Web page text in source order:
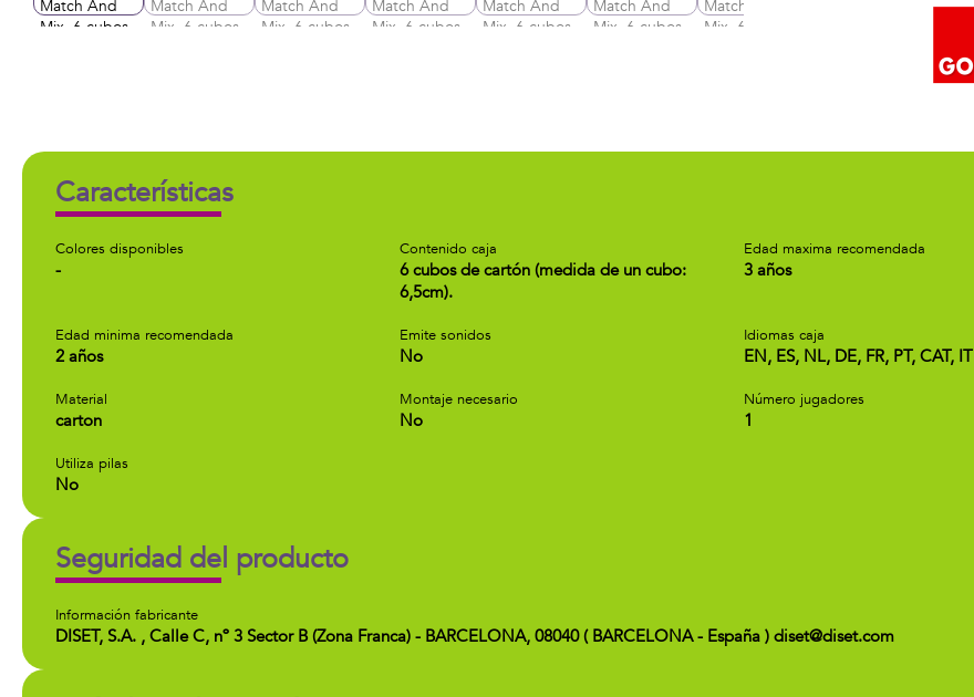
Características
Colores disponibles
-
Contenido caja
6 cubos de cartón (medida de un cubo:
6,5cm).
Edad maxima recomendada
3 años
Edad minima recomendada
2 años
Emite sonidos
No
Idiomas caja
EN, ES, NL, DE, FR, PT, CAT, IT
Material
carton
Montaje necesario
No
Número jugadores
1
Utiliza pilas
No
Seguridad del producto
Información fabricante
DISET, S.A. , Calle C, nº 3 Sector B (Zona Franca) - BARCELONA, 08040 ( BARCELONA - España ) diset@diset.com